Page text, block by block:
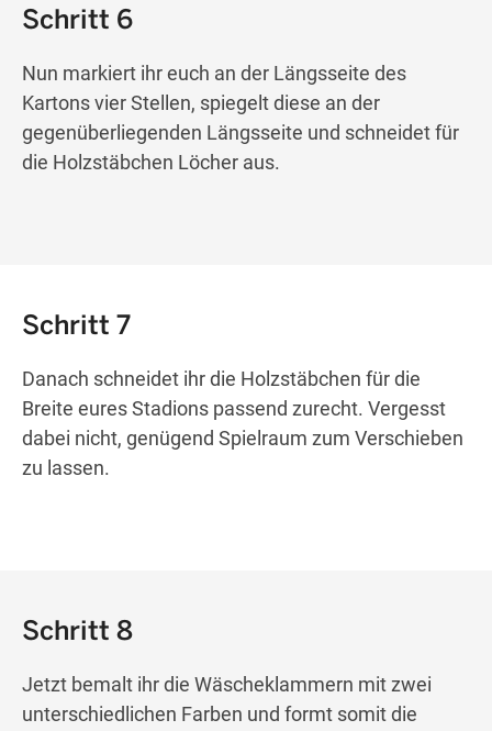
Schritt 6
Nun markiert ihr euch an der Längsseite des
Kartons vier Stellen, spiegelt diese an der
gegenüberliegenden Längsseite und schneidet für
die Holzstäbchen Löcher aus.
Schritt 7
Danach schneidet ihr die Holzstäbchen für die
Breite eures Stadions passend zurecht. Vergesst
dabei nicht, genügend Spielraum zum Verschieben
zu lassen.
Schritt 8
Jetzt bemalt ihr die Wäscheklammern mit zwei
unterschiedlichen Farben und formt somit die